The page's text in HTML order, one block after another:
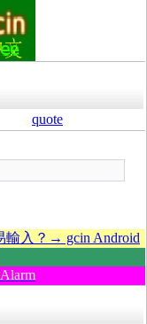
quote
輸入？→ gcin Android